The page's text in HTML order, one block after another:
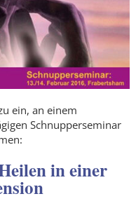
ein, an einem
Schnupperseminar
in einer